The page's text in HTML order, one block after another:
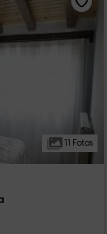
11 Fotos